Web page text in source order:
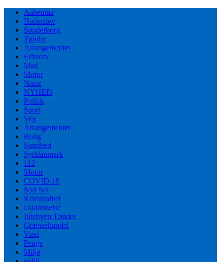
Aabenraa
Haderslev
Sønderborg
Tønder
Arrangementer
Erhverv
Mad
Motor
Natur
NYHED
Politik
Sport
Vejr
Arrangementer
Bolig
Sundhed
Syddanmark
112
Motor
COVID-19
Sort Sol
Kriminalitet
Uddannelse
Julebyen Tønder
Grænsehandel
Vind
Penge
Miljø